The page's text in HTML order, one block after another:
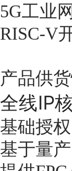
5G工业
RISC-V
产品供
全线IP
基础授
基于量